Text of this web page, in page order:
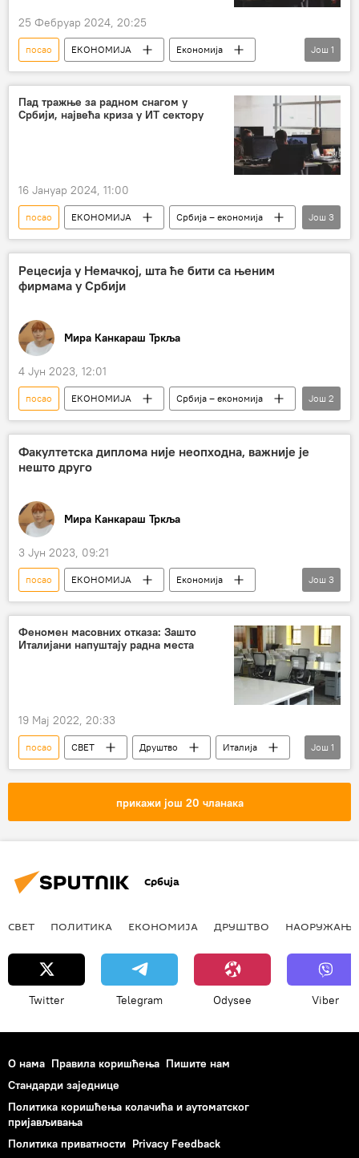
25 Фебруар 2024, 20:25
посао ЕКОНОМИЈА
Економија
Свет – економија
Још 1
Пад тражње за радном снагом у
Србији, највећа криза у ИТ сектору
16 Јануар 2024, 11:00
посао ЕКОНОМИЈА
Србија – економија
Економија
огласи радна снага
Још 3
Рецесија у Немачкој, шта ће бити са њеним
фирмама у Србији
Мира Канкараш Тркља
4 Јун 2023, 12:01
посао ЕКОНОМИЈА
Србија – економија
немачке компаније
рецесија
Још 2
Факултетска диплома није неопходна, важније је
нешто друго
Мира Канкараш Тркља
3 Јун 2023, 09:21
посао ЕКОНОМИЈА
Економија
Свет – економија
привреда
факултет
Још 3
Феномен масовних отказа: Зашто
Италијани напуштају радна места
19 Мај 2022, 20:33
посао СВЕТ Друштво
Италија
САД
Још 1
прикажи још 20 чланака
Србија
СВЕТ ПОЛИТИКА ЕКОНОМИЈА ДРУШТВО НАОРУЖАЊЕ
Twitter Telegram Odysee Viber
О нама Правила коришћења Пишите нам
Стандарди заједнице
Политика коришћења колачића и аутоматског
пријављивања
Политика приватности Privacy Feedback